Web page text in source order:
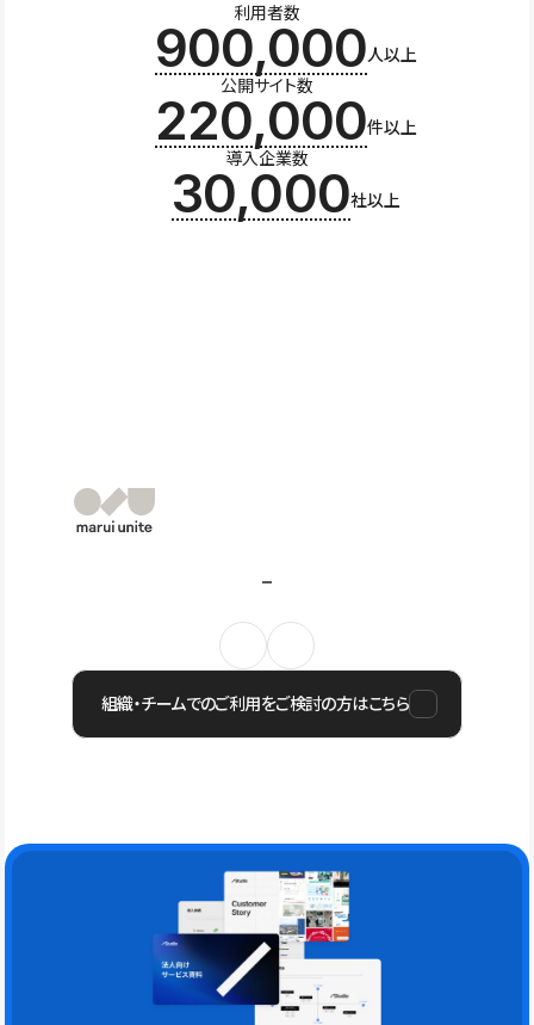
利用者数
900,000人以上
公開サイト数
220,000件以上
導入企業数
30,000社以上
組織・チームでのご利用をご検討の方はこちら